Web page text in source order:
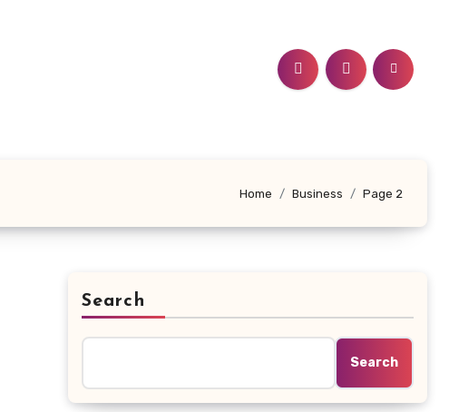
Home Business Page 2
Search
Search